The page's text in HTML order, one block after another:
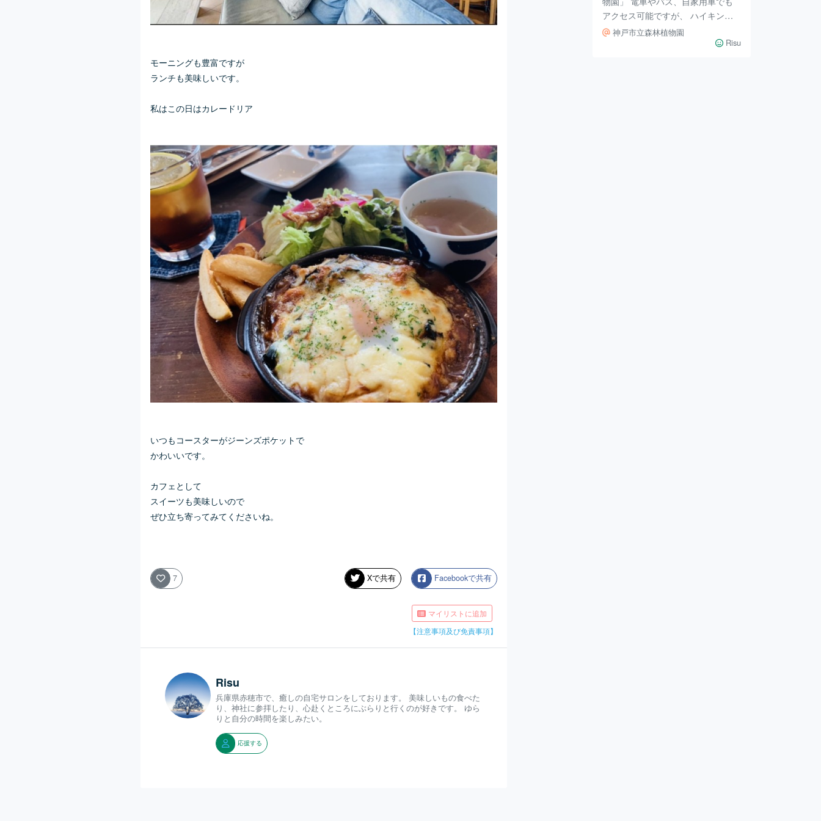
モーニングも豊富ですが
ランチも美味しいです。
私はこの日はカレードリア
いつもコースターがジーンズポケットで
かわいいです。
カフェとして
スイーツも美味しいので
ぜひ立ち寄ってみてくださいね。
7 Xで共有 Facebookで共有
マイリストに追加
【注意事項及び免責事項】
Risu
兵庫県赤穂市で、癒しの自宅サロンをしております。 美味しいもの食べた
り、神社に参拝したり、心赴くところにぶらりと行くのが好きです。 ゆら
りと自分の時間を楽しみたい。
応援する
アクセス可能ですが、 ハイキング
もできます。 あじさいが見頃の時
期に行ってきましたが 紫陽花ロー
神戸市立森林植物園
Risu